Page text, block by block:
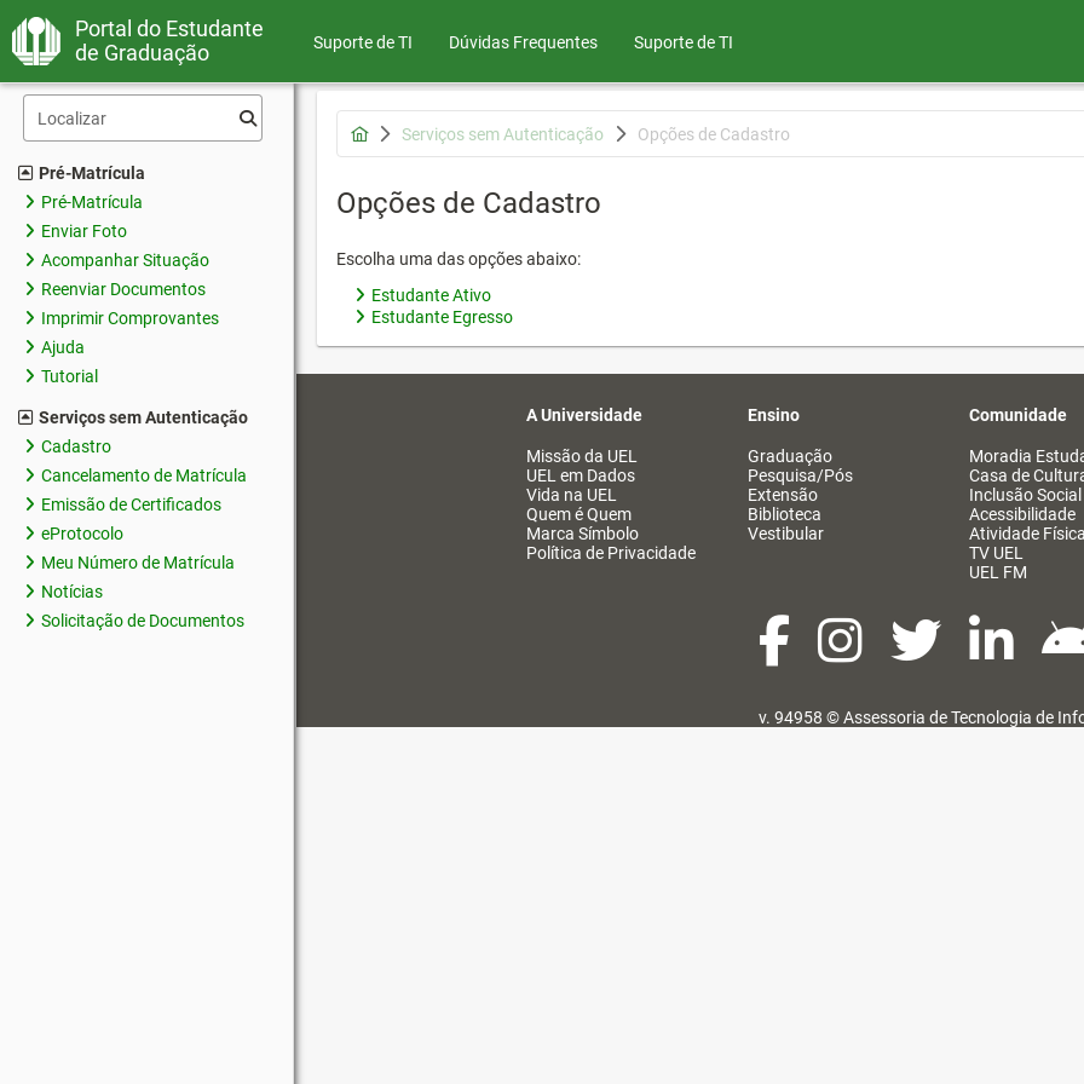
Portal do Estudante
de Graduação
Suporte de TI Dúvidas Frequentes Suporte de TI
Pré-Matrícula
Pré-Matrícula
Enviar Foto
Acompanhar Situação
Reenviar Documentos
Imprimir Comprovantes
Ajuda
Tutorial
Serviços sem Autenticação
Cadastro
Cancelamento de Matrícula
Emissão de Certificados
eProtocolo
Meu Número de Matrícula
Notícias
Solicitação de Documentos
Serviços sem Autenticação Opções de Cadastro
Opções de Cadastro
Escolha uma das opções abaixo:
Estudante Ativo
Estudante Egresso
A Universidade
Missão da UEL
UEL em Dados
Vida na UEL
Quem é Quem
Marca Símbolo
Política de Privacidade
Ensino
Graduação
Pesquisa/Pós
Extensão
Biblioteca
Vestibular
Comunidade
Moradia
Casa de
Inclusão Social
Acessibilidade
Atividade Física
TV UEL
UEL FM
v. 94958 ©Assessoria de Tecnologia de